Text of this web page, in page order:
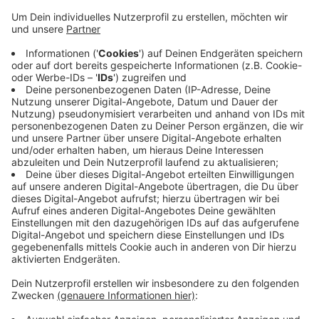
Auf rund 680 Quadratmetern können Hunde dort ab
sofort toben, trainieren und spielen. Dafür sorgen neun
verschiedene Geräte wie Wippe, Slalomstangen,
Tunnel oder Sprungringe. Eine Rampe soll in den
nächsten Wochen noch dazukommen, heißt es von der
Stadt Monheim. Sie hat rund 40.000 Euro in die neue
Fläche investiert und erweitert damit das Angebot an
Hundespiel- und Freilaufflächen im Stadtgebiet.
Weitere Wiesen gibt es unter anderem an der Ulrich-
von-Hassel-Straße, der Bonhoefferstraße und entlang
des Schleiderwegs.
Anzeige